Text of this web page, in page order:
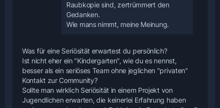
Raubkopie sind, zertrümmert den
Gedanken.
Wie mans nimmt, meine Meinung.
Was für eine Seriösität erwartest du persönlich?
Ist nicht eher ein "Kindergarten", wie du es nennst,
besser als ein seriöses Team ohne jeglichen "privaten"
Kontakt zur Community?
Sollte man wirklich Seriösität in einem Projekt von
Jugendlichen erwarten, die keinerlei Erfahrung haben